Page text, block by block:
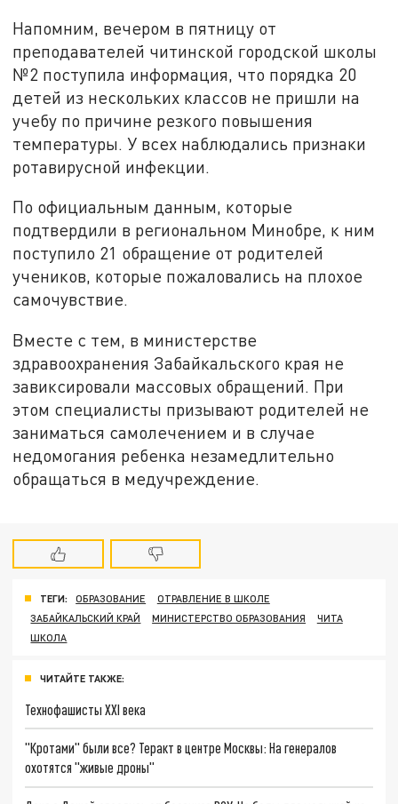
Напомним, вечером в пятницу от
преподавателей читинской городской школы
№2 поступила информация, что порядка 20
детей из нескольких классов не пришли на
учебу по причине резкого повышения
температуры. У всех наблюдались признаки
ротавирусной инфекции.
По официальным данным, которые
подтвердили в региональном Минобре, к ним
поступило 21 обращение от родителей
учеников, которые пожаловались на плохое
самочувствие.
Вместе с тем, в министерстве
здравоохранения Забайкальского края не
завиксировали массовых обращений. При
этом специалисты призывают родителей не
заниматься самолечением и в случае
недомогания ребенка незамедлительно
обращаться в медучреждение.
ТЕГИ: ОБРАЗОВАНИЕ
ОТРАВЛЕНИЕ В ШКОЛЕ
ЗАБАЙКАЛЬСКИЙ КРАЙ
МИНИСТЕРСТВО ОБРАЗОВАНИЯ
ЧИТА
ШКОЛА
ЧИТАЙТЕ ТАКЖЕ:
Технофашисты XXI века
"Кротами" были все? Теракт в центре Москвы: На генералов
охотятся "живые дроны"